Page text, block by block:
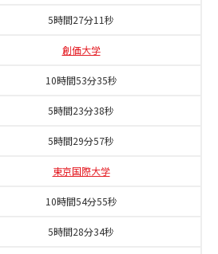
5時間27分11秒
創価大学
10時間53分35秒
5時間23分38秒
5時間29分57秒
東京国際大学
10時間54分55秒
5時間28分34秒